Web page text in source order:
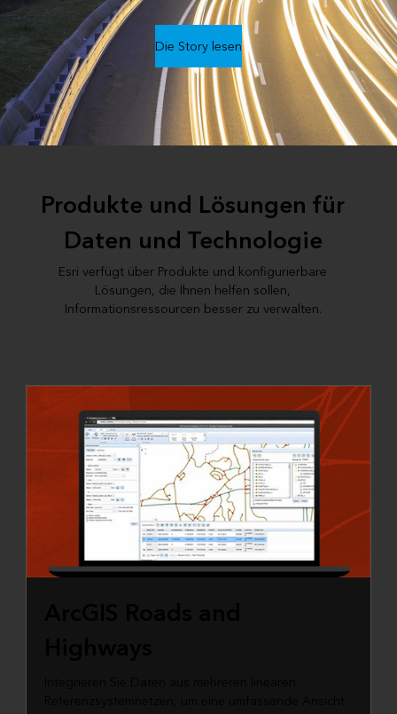
Die Story lesen
Produkte und Lösungen für
Daten und Technologie
Esri verfügt über Produkte und konfigurierbare
Lösungen, die Ihnen helfen sollen,
Informationsressourcen besser zu verwalten.